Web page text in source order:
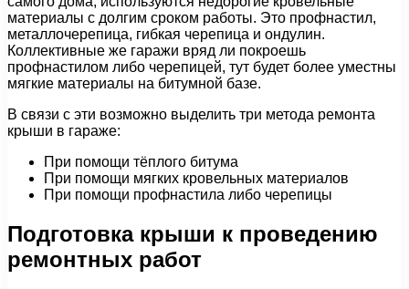
материалы с долгим сроком работы. Это профнастил,
металлочерепица, гибкая черепица и ондулин.
Коллективные же гаражи вряд ли покроешь
профнастилом либо черепицей, тут будет более уместны
мягкие материалы на битумной базе.
В связи с эти возможно выделить три метода ремонта
крыши в гараже:
При помощи тёплого битума
При помощи мягких кровельных материалов
При помощи профнастила либо черепицы
Подготовка крыши к проведению
ремонтных работ